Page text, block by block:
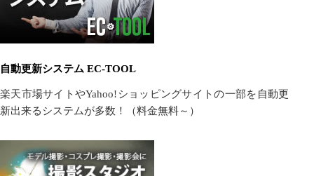
自動更新システム EC-TOOL
楽天市場サイトやYahoo!ショッピングサイトの一部を自動更
新出来るシステムが多数！（料金無料～）